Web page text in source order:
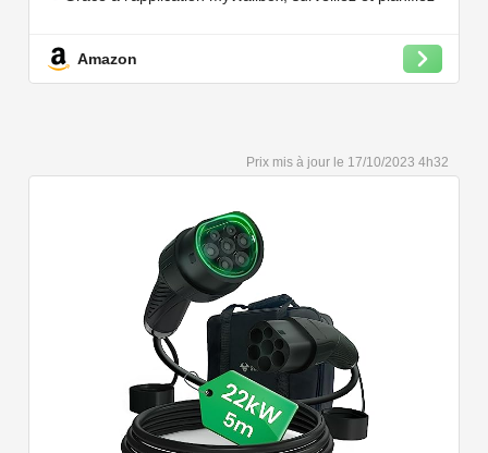
Convient à une installation à l'intérieur et à l'extérieur,
Capacité de charge à puissance réglable jusqu'à 22
kW. Câble de charge Type 2 de 5 ou 7 mètres de long.
Compatible avec tous les compteurs d'énergie Wallbox
permettant d'éviter les pannes de courant, les surprises
sur vos factures d'énergie et de charger votre VE avec
vos panneaux solaires.
Amazon
17/10/2023 4h32